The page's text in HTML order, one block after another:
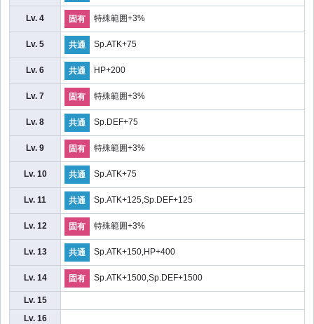
Lv. 4 固有 特殊範囲+3%
Lv. 5 共通 Sp.ATK+75
Lv. 6 共通 HP+200
Lv. 7 固有 特殊範囲+3%
Lv. 8 共通 Sp.DEF+75
Lv. 9 固有 特殊範囲+3%
Lv. 10 共通 Sp.ATK+75
Lv. 11 共通 Sp.ATK+125,Sp.DEF+125
Lv. 12 固有 特殊範囲+3%
Lv. 13 共通 Sp.ATK+150,HP+400
Lv. 14 固有 Sp.ATK+1500,Sp.DEF+1500
Lv. 15
Lv. 16